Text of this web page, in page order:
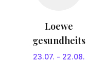
Loewe
gesundheits
23.07. - 22.08.